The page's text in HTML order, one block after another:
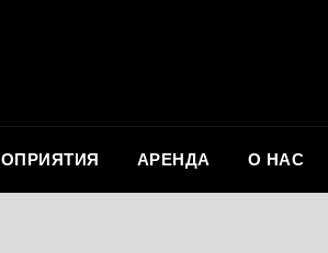
АРЕНДА О НАС